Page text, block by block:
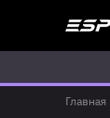
Главная